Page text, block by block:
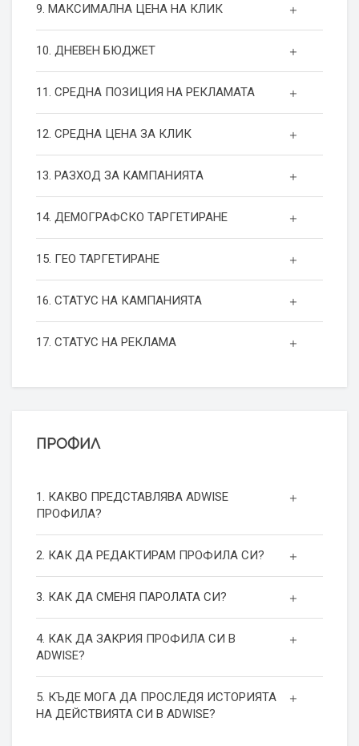
9. МАКСИМАЛНА ЦЕНА НА КЛИК
10. ДНЕВЕН БЮДЖЕТ
11. СРЕДНА ПОЗИЦИЯ НА РЕКЛАМАТА
12. СРЕДНА ЦЕНА ЗА КЛИК
13. РАЗХОД ЗА КАМПАНИЯТА
14. ДЕМОГРАФСКО ТАРГЕТИРАНЕ
15. ГЕО ТАРГЕТИРАНЕ
16. СТАТУС НА КАМПАНИЯТА
17. СТАТУС НА РЕКЛАМА
ПРОФИЛ
1. КАКВО ПРЕДСТАВЛЯВА ADWISE
ПРОФИЛА?
2. КАК ДА РЕДАКТИРАМ ПРОФИЛА СИ?
3. КАК ДА СМЕНЯ ПАРОЛАТА СИ?
4. КАК ДА ЗАКРИЯ ПРОФИЛА СИ В
ADWISE?
5. КЪДЕ МОГА ДА ПРОСЛЕДЯ ИСТОРИЯТА
НА ДЕЙСТВИЯТА СИ В ADWISE?